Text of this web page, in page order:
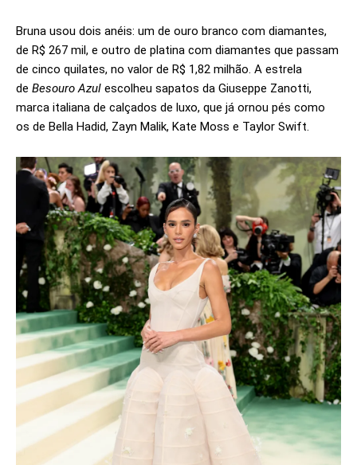
Bruna usou dois anéis: um de ouro branco com diamantes,
de R$ 267 mil, e outro de platina com diamantes que passam
de cinco quilates, no valor de R$ 1,82 milhão. A estrela
de Besouro Azul escolheu sapatos da Giuseppe Zanotti,
marca italiana de calçados de luxo, que já ornou pés como
os de Bella Hadid, Zayn Malik, Kate Moss e Taylor Swift.